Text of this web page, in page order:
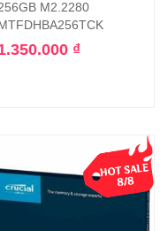
M2.2280
₫